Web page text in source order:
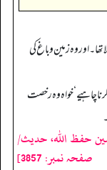
تھا۔ اور وہ زمین وباغ کی
چاہیے‘ خواہ وہ رخصت
حفظ اللہ، حدیث/
صفحہ نمبر: 3857]